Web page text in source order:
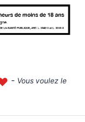
- Vous voulez le